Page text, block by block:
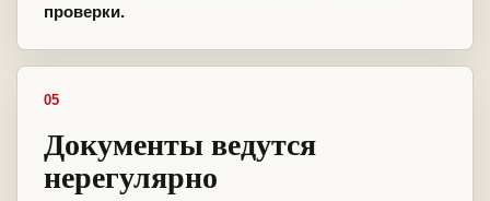
проверки.
05
Документы ведутся
нерегулярно